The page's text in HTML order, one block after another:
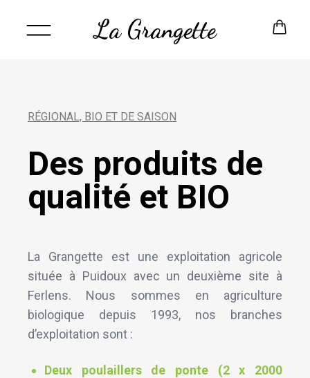
La Grangette
RÉGIONAL, BIO ET DE SAISON
Des produits de
qualité et BIO
La Grangette est une exploitation agricole
située à Puidoux avec un deuxième site à
Ferlens. Nous sommes en agriculture
biologique depuis 1993, nos branches
d’exploitation sont :
Deux poulaillers de ponte (2 x 2000